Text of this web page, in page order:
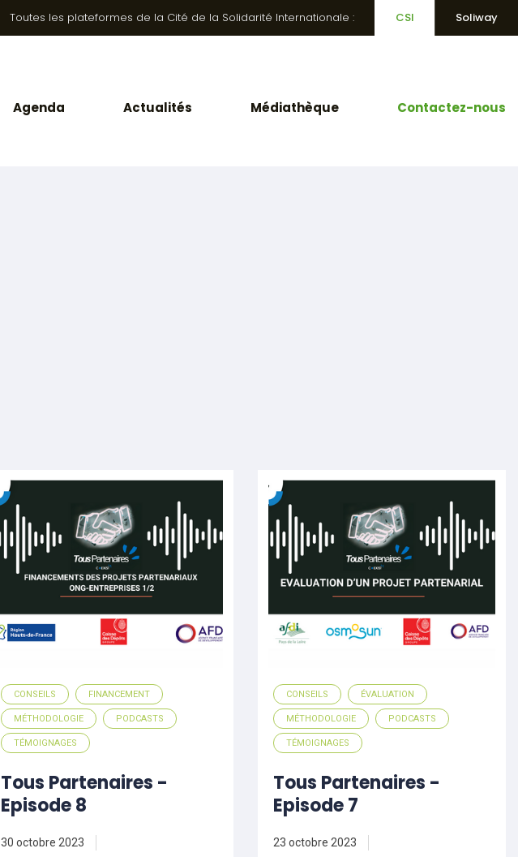
Toutes les plateformes de la Cité de la Solidarité Internationale : CSI Soliway
Agenda Actualités Médiathèque Contactez-nous
CONSEILS FINANCEMENT
MÉTHODOLOGIE PODCASTS
TÉMOIGNAGES
Tous Partenaires -
Episode 8
30 octobre 2023
CONSEILS ÉVALUATION
MÉTHODOLOGIE PODCASTS
TÉMOIGNAGES
Tous Partenaires -
Episode 7
23 octobre 2023